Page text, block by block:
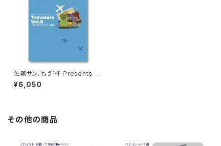
佐藤サン、もう1杯 Presents D
VD Travelers Vol.8 アラウン
ド ザ スクエア 徳島編
¥6,050
その他の商品